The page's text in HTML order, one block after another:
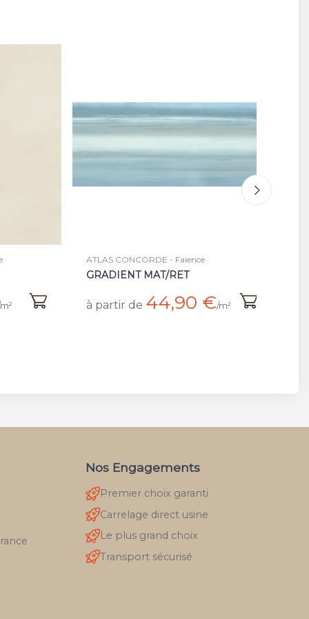
/m²
ATLAS CONCORDE - Carrelage
CORD SILK/RET
à partir de 43,20 €/m²
Nos Engagements
Premier choix garanti
Carrelage direct usine
Le plus grand choix
Transport sécurisé